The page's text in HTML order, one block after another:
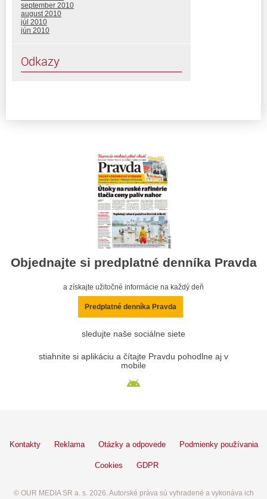
september 2010
august 2010
júl 2010
jún 2010
Odkazy
Objednajte si predplatné denníka Pravda
a získajte užitočné informácie na každý deň
Predplatné denníka Pravda
sledujte naše sociálne siete
stiahnite si aplikáciu a čítajte Pravdu pohodlne aj v
mobile
Kontakty Reklama Otázky a odpovede Podmienky používania
Cookies GDPR
© OUR MEDIA SR a. s. 2026. Autorské práva sú vyhradené a vykonáva ich